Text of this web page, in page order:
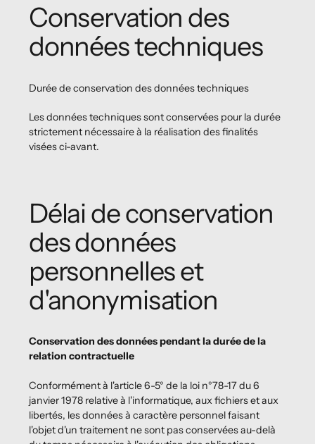
Conservation des
données techniques
Durée de conservation des données techniques
Les données techniques sont conservées pour la durée
strictement nécessaire à la réalisation des finalités
visées ci-avant.
Délai de conservation
des données
personnelles et
d'anonymisation
Conservation des données pendant la durée de la
relation contractuelle
Conformément à l'article 6-5° de la loi n°78-17 du 6
janvier 1978 relative à l'informatique, aux fichiers et aux
libertés, les données à caractère personnel faisant
l'objet d'un traitement ne sont pas conservées au-delà